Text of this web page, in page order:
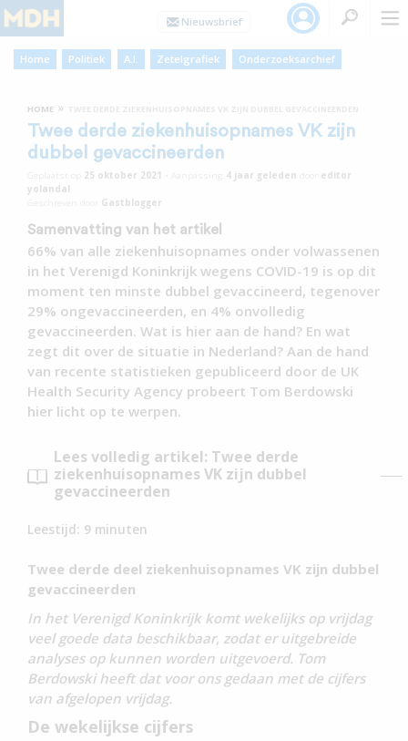
Home Politiek A.I. Zetelgrafiek Onderzoeksarchief
HOME »
Twee derde ziekenhuisopnames VK zijn
dubbel gevaccineerden
25 oktober 2021 4 jaar geleden
editor
yolandal
Gastblogger
Samenvatting van het artikel
66% van alle ziekenhuisopnames onder volwassenen
in het Verenigd Koninkrijk wegens COVID-19 is op dit
moment ten minste dubbel gevaccineerd, tegenover
29% ongevaccineerden, en 4% onvolledig
gevaccineerden. Wat is hier aan de hand? En wat
zegt dit over de situatie in Nederland? Aan de hand
van recente statistieken gepubliceerd door de UK
Health Security Agency probeert Tom Berdowski
hier licht op te werpen.
Lees volledig artikel: Twee derde
ziekenhuisopnames VK zijn dubbel
gevaccineerden
Leestijd: 9 minuten
Twee derde deel ziekenhuisopnames VK zijn dubbel
gevaccineerden
In het Verenigd Koninkrijk komt wekelijks op vrijdag
veel goede data beschikbaar, zodat er uitgebreide
analyses op kunnen worden uitgevoerd. Tom
Berdowski heeft dat voor ons gedaan met de cijfers
van afgelopen vrijdag.
De wekelijkse cijfers